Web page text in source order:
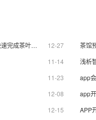
作商的用心。还等
颠覆传统茶叶行业APP开发的新模式,五分钟快速完成茶叶商城APP制作
12-27
11-14
浅析
11-23
app
12-08
app
12-15
APP